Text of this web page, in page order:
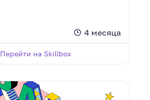
4 месяца
Перейти на Skillbox